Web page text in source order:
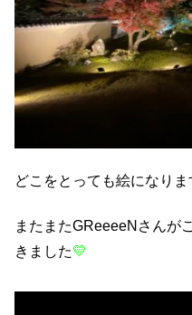
どこをとっても絵になりま
またまたGReeeeNさんが
きました💛